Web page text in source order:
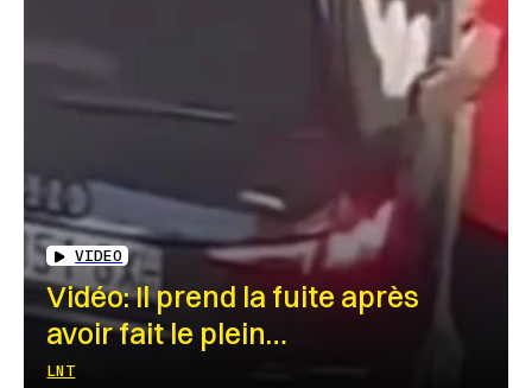
VIDEO
Vidéo: Il prend la fuite après
avoir fait le plein…
LNT